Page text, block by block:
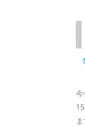
ま